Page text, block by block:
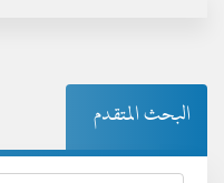
البحث المتقدم